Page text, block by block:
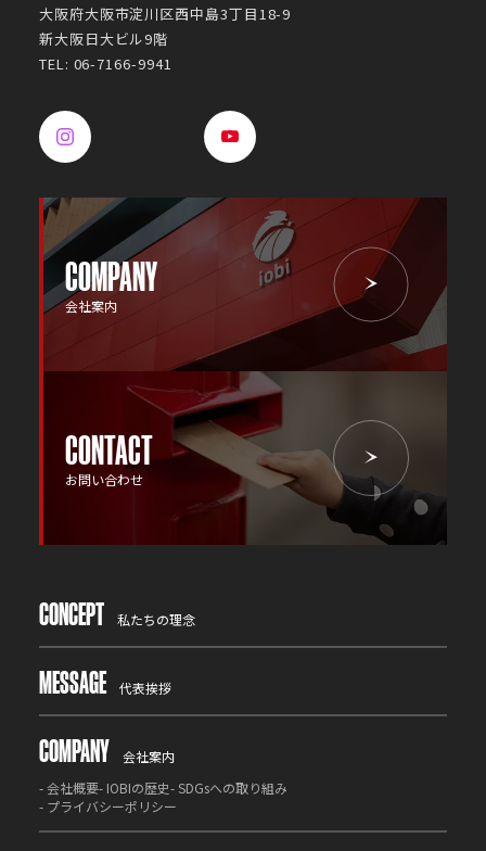
大阪府大阪市淀川区西中島3丁目18-9
新大阪日大ビル9階
TEL: 06-7166-9941
COMPANY
会社案内
CONTACT
お問い合わせ
CONCEPT 私たちの理念
MESSAGE 代表挨拶
COMPANY
会社案内
-会社概要- IOBIの歴史-SDGsへの取り組み
- プライバシーポリシー